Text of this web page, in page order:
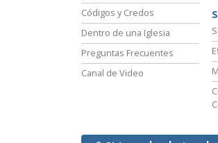
Códigos y Credos
Dentro de una Iglesia
Preguntas Frecuentes
Canal de Video